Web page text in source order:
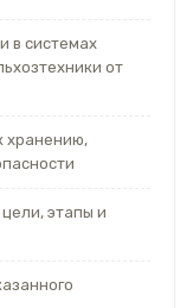
в системах
от
хранению,
этапы и